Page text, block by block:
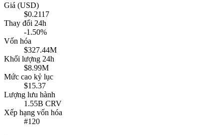
Giá (USD)
$0.2117
Thay đổi 24h
-1.50%
Vốn hóa
$327.44M
Khối lượng 24h
$8.99M
Mức cao kỷ lục
$15.37
Lượng lưu hành
1.55B CRV
Xếp hạng vốn hóa
#120